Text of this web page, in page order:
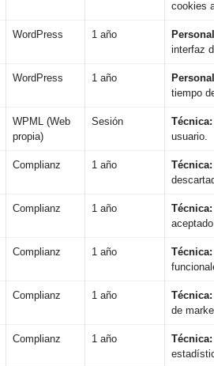
cookies
WordPress 1 año
interfaz
WordPress 1 año
tiempo
WPML (Web
propia)
Sesión Técnica:
usuario.
Complianz 1 año Técnica:
Complianz 1 año Técnica:
Complianz 1 año Técnica:
Complianz 1 año Técnica:
de
Complianz 1 año Técnica: